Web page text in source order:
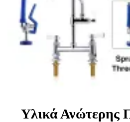
Υλικά Ανώτερης